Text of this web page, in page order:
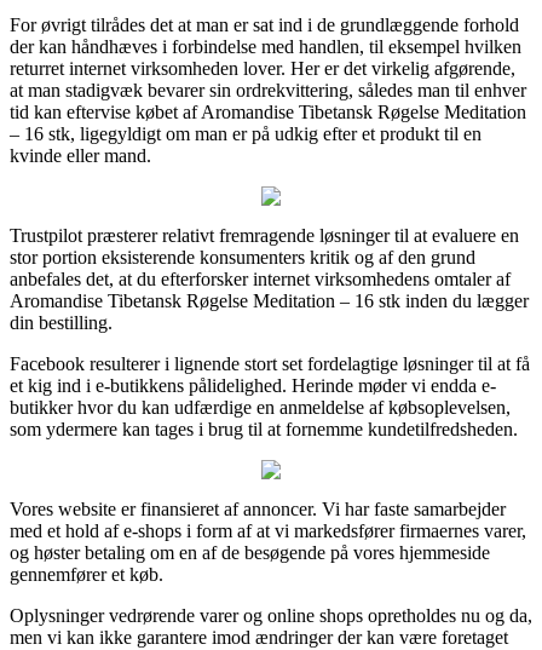
For øvrigt tilrådes det at man er sat ind i de grundlæggende forhold
der kan håndhæves i forbindelse med handlen, til eksempel hvilken
returret internet virksomheden lover. Her er det virkelig afgørende,
at man stadigvæk bevarer sin ordrekvittering, således man til enhver
tid kan eftervise købet af Aromandise Tibetansk Røgelse Meditation
– 16 stk, ligegyldigt om man er på udkig efter et produkt til en
kvinde eller mand.
Trustpilot præsterer relativt fremragende løsninger til at evaluere en
stor portion eksisterende konsumenters kritik og af den grund
anbefales det, at du efterforsker internet virksomhedens omtaler af
Aromandise Tibetansk Røgelse Meditation – 16 stk inden du lægger
din bestilling.
Facebook resulterer i lignende stort set fordelagtige løsninger til at få
et kig ind i e-butikkens pålidelighed. Herinde møder vi endda e-
butikker hvor du kan udfærdige en anmeldelse af købsoplevelsen,
som ydermere kan tages i brug til at fornemme kundetilfredsheden.
Vores website er finansieret af annoncer. Vi har faste samarbejder
med et hold af e-shops i form af at vi markedsfører firmaernes varer,
og høster betaling om en af de besøgende på vores hjemmeside
gennemfører et køb.
Oplysninger vedrørende varer og online shops opretholdes nu og da,
men vi kan ikke garantere imod ændringer der kan være foretaget